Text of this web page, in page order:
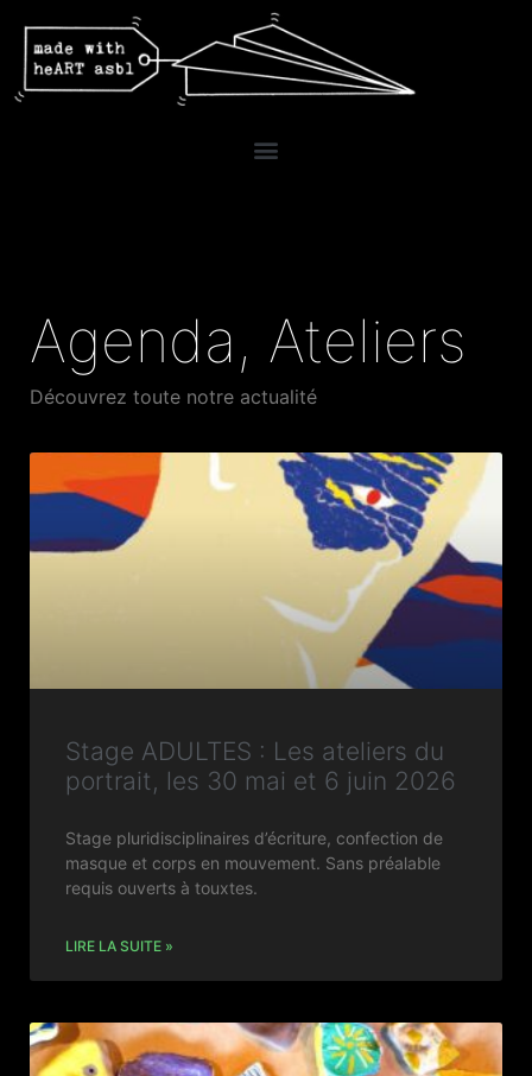
Agenda, Ateliers
Découvrez toute notre actualité
Stage ADULTES : Les ateliers du
portrait, les 30 mai et 6 juin 2026
Stage pluridisciplinaires d’écriture, confection de
masque et corps en mouvement. Sans préalable
requis ouverts à touxtes.
LIRE LA SUITE »